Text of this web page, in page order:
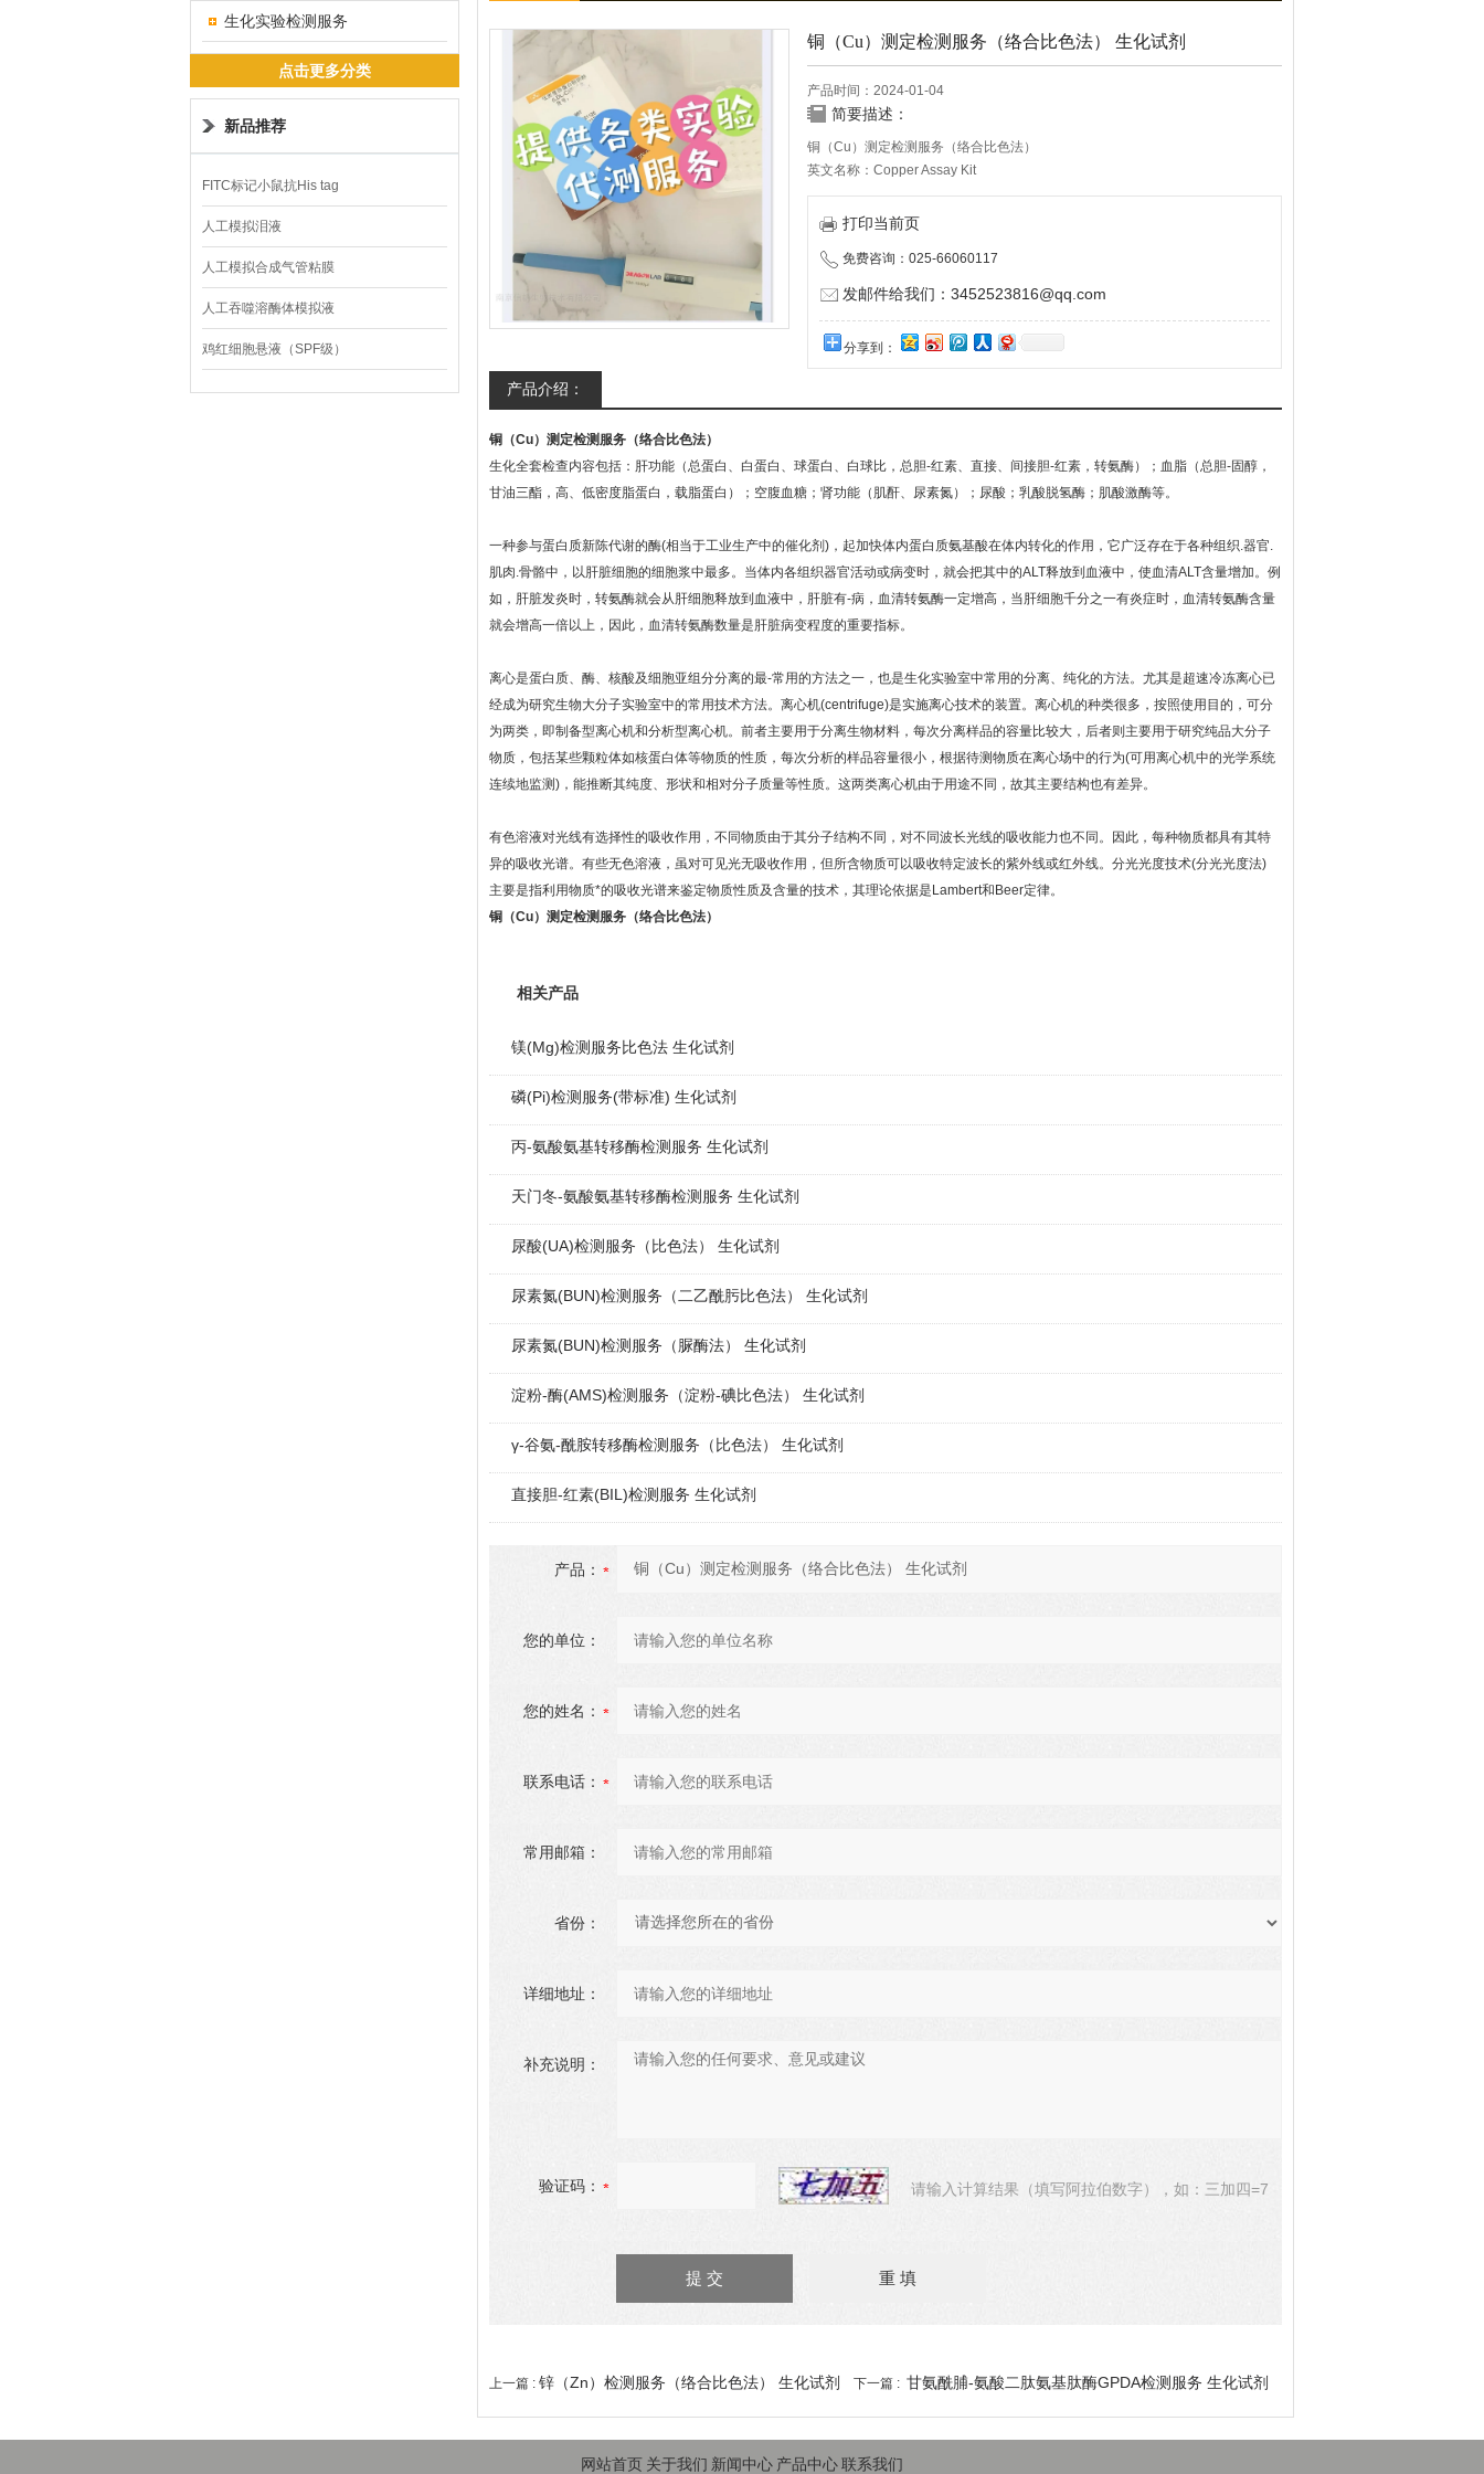
生化实验检测服务
点击更多分类
新品推荐
FITC标记小鼠抗His tag
人工模拟泪液
人工模拟合成气管粘膜
人工吞噬溶酶体模拟液
鸡红细胞悬液（SPF级）
铜（Cu）测定检测服务（络合比色法） 生化试剂
产品时间：2024-01-04
简要描述：
铜（Cu）测定检测服务（络合比色法）
英文名称：Copper Assay Kit
货号：XFS841
规格：R：10ml×5
打印当前页
免费咨询：025-66060117
发邮件给我们：3452523816@qq.com
分享到：
产品介绍：
铜（Cu）测定检测服务（络合比色法）
生化全套检查内容包括：肝功能（总蛋白、白蛋白、球蛋白、白球比，总胆-红素、直接、间接胆-红素，转氨酶）；血脂（总胆-固醇，
甘油三酯，高、低密度脂蛋白，载脂蛋白）；空腹血糖；肾功能（肌酐、尿素氮）；尿酸；乳酸脱氢酶；肌酸激酶等。
一种参与蛋白质新陈代谢的酶(相当于工业生产中的催化剂)，起加快体内蛋白质氨基酸在体内转化的作用，它广泛存在于各种组织.器官.
肌肉.骨骼中，以肝脏细胞的细胞浆中最多。当体内各组织器官活动或病变时，就会把其中的ALT释放到血液中，使血清ALT含量增加。例
如，肝脏发炎时，转氨酶就会从肝细胞释放到血液中，肝脏有-病，血清转氨酶一定增高，当肝细胞千分之一有炎症时，血清转氨酶含量
就会增高一倍以上，因此，血清转氨酶数量是肝脏病变程度的重要指标。
离心是蛋白质、酶、核酸及细胞亚组分分离的最-常用的方法之一，也是生化实验室中常用的分离、纯化的方法。尤其是超速冷冻离心已
经成为研究生物大分子实验室中的常用技术方法。离心机(centrifuge)是实施离心技术的装置。离心机的种类很多，按照使用目的，可分
为两类，即制备型离心机和分析型离心机。前者主要用于分离生物材料，每次分离样品的容量比较大，后者则主要用于研究纯品大分子
物质，包括某些颗粒体如核蛋白体等物质的性质，每次分析的样品容量很小，根据待测物质在离心场中的行为(可用离心机中的光学系统
连续地监测)，能推断其纯度、形状和相对分子质量等性质。这两类离心机由于用途不同，故其主要结构也有差异。
有色溶液对光线有选择性的吸收作用，不同物质由于其分子结构不同，对不同波长光线的吸收能力也不同。因此，每种物质都具有其特
异的吸收光谱。有些无色溶液，虽对可见光无吸收作用，但所含物质可以吸收特定波长的紫外线或红外线。分光光度技术(分光光度法)
主要是指利用物质*的吸收光谱来鉴定物质性质及含量的技术，其理论依据是Lambert和Beer定律。
铜（Cu）测定检测服务（络合比色法）
相关产品
镁(Mg)检测服务比色法 生化试剂
磷(Pi)检测服务(带标准) 生化试剂
丙-氨酸氨基转移酶检测服务 生化试剂
天门冬-氨酸氨基转移酶检测服务 生化试剂
尿酸(UA)检测服务（比色法） 生化试剂
尿素氮(BUN)检测服务（二乙酰肟比色法） 生化试剂
尿素氮(BUN)检测服务（脲酶法） 生化试剂
淀粉-酶(AMS)检测服务（淀粉-碘比色法） 生化试剂
γ-谷氨-酰胺转移酶检测服务（比色法） 生化试剂
直接胆-红素(BIL)检测服务 生化试剂
产品：
您的单位：
您的姓名：
联系电话：
常用邮箱：
省份：
详细地址：
补充说明：
验证码： 请输入计算结果（填写阿拉伯数字），如：三加四=7
上一篇 : 锌（Zn）检测服务（络合比色法） 生化试剂 下一篇 : 甘氨酰脯-氨酸二肽氨基肽酶GPDA检测服务 生化试剂
网站首页 关于我们 新闻中心 产品中心联系我们